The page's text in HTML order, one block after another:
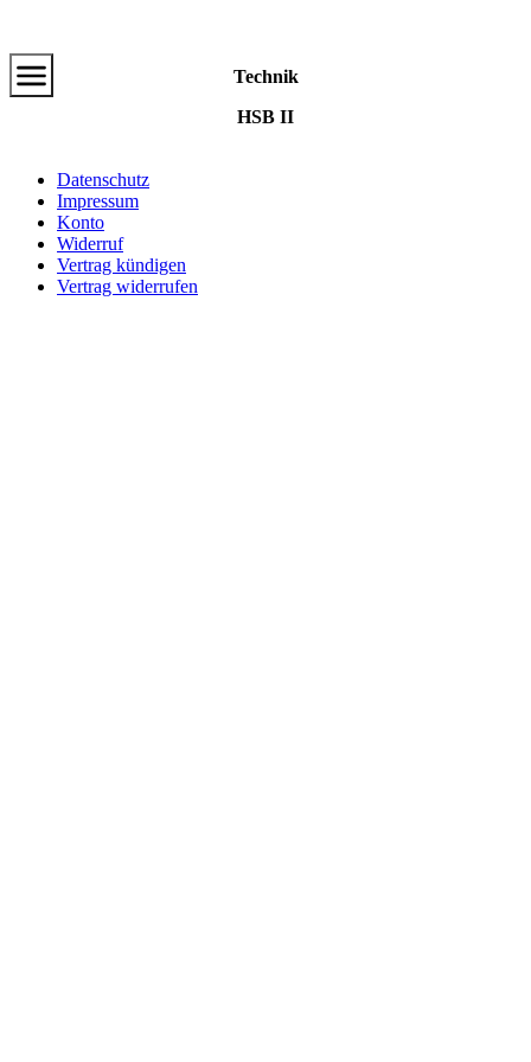
Hauptinhalt
Technik
HSB II
Datenschutz
Impressum
Konto
Widerruf
Vertrag kündigen
Vertrag widerrufen